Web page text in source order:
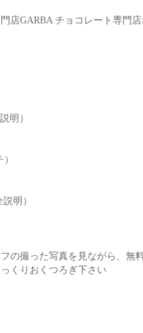
店GARBA チョコレート専門
明）
明）
の撮った写真を見ながら、無
くりおくつろぎ下さい